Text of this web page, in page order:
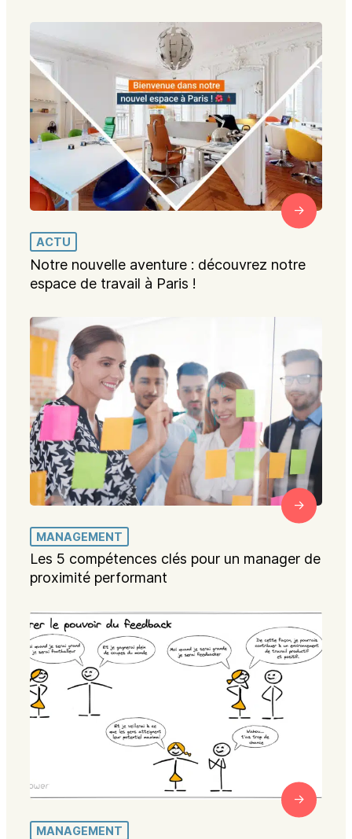
ACTU
Notre nouvelle aventure : découvrez notre
espace de travail à Paris !
MANAGEMENT
Les 5 compétences clés pour un manager de
proximité performant
MANAGEMENT